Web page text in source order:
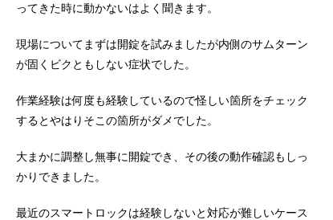
ってきた時に動かないはよく聞きます。
現場についてまずは開錠を試みましたが内側のサムターン
が固くビクともしない症状でした。
作業経験は何度も経験しているので怪しい箇所をチェック
するとやはりそこの箇所がダメでした。
大まかに調整し無事に開錠でき、その後の動作確認もしっ
かりできました。
最近のスマートロックは経験しないと対応が難しいケース